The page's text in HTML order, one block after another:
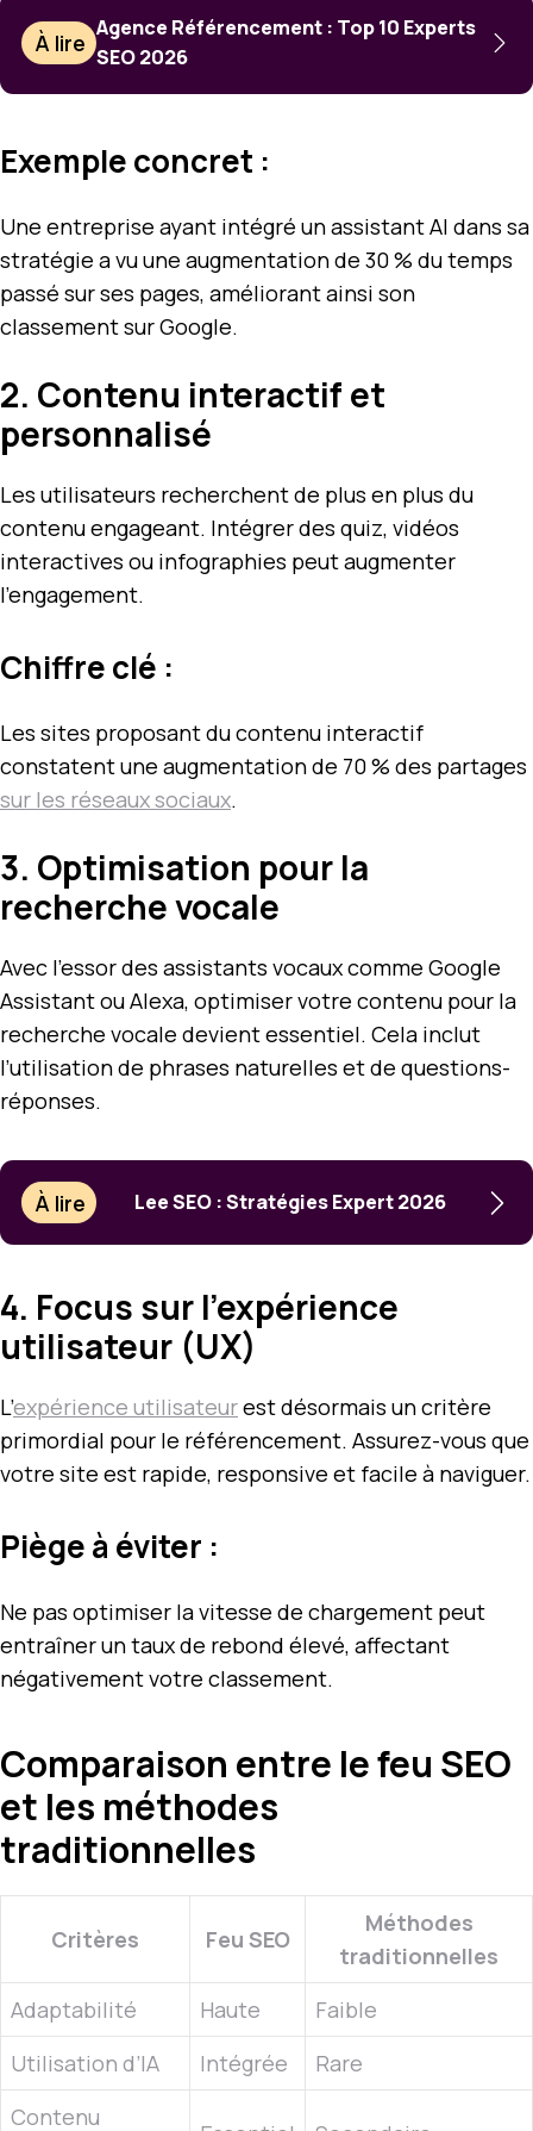
À lire
Agence Référencement : Top 10 Experts
SEO 2026
Exemple concret :
Une entreprise ayant intégré un assistant AI dans sa
stratégie a vu une augmentation de 30 % du temps
passé sur ses pages, améliorant ainsi son
classement sur Google.
2. Contenu interactif et
personnalisé
Les utilisateurs recherchent de plus en plus du
contenu engageant. Intégrer des quiz, vidéos
interactives ou infographies peut augmenter
l’engagement.
Chiffre clé :
Les sites proposant du contenu interactif
constatent une augmentation de 70 % des partages
sur les réseaux sociaux.
3. Optimisation pour la
recherche vocale
Avec l’essor des assistants vocaux comme Google
Assistant ou Alexa, optimiser votre contenu pour la
recherche vocale devient essentiel. Cela inclut
l’utilisation de phrases naturelles et de questions-
réponses.
À lire Lee SEO : Stratégies Expert 2026
4. Focus sur l’expérience
utilisateur (UX)
L’expérience utilisateurest désormais un critère
primordial pour le référencement. Assurez-vous que
votre site est rapide, responsive et facile à naviguer.
Piège à éviter :
Ne pas optimiser la vitesse de chargement peut
entraîner un taux de rebond élevé, affectant
négativement votre classement.
Comparaison entre le feu SEO
et les méthodes
traditionnelles
Critères Feu SEO
Méthodes
traditionnelles
Adaptabilité
Haute
Faible
Utilisation d’IA
Intégrée
Rare
Contenu